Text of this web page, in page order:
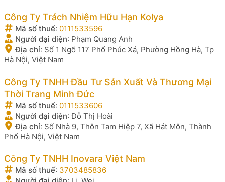
Công Ty Trách Nhiệm Hữu Hạn Kolya
Mã số thuế: 0111533596
Người đại diện: Phạm Quang Anh
Địa chỉ: Số 1 Ngõ 117 Phố Phúc Xá, Phường Hồng Hà, Tp
Hà Nội, Việt Nam
Công Ty TNHH Đầu Tư Sản Xuất Và Thương Mại
Thời Trang Minh Đức
Mã số thuế: 0111533606
Người đại diện:Đỗ Thị Hoài
Địa chỉ: Số Nhà 9, Thôn Tam Hiệp 7, Xã Hát Môn, Thành
Phố Hà Nội, Việt Nam
Công Ty TNHH Inovara Việt Nam
Mã số thuế: 3703485836